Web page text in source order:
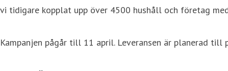
vi tidigare kopplat upp över 4500 hushåll och företag
Kampanjen pågår till 11 april. Leveransen är planerad till